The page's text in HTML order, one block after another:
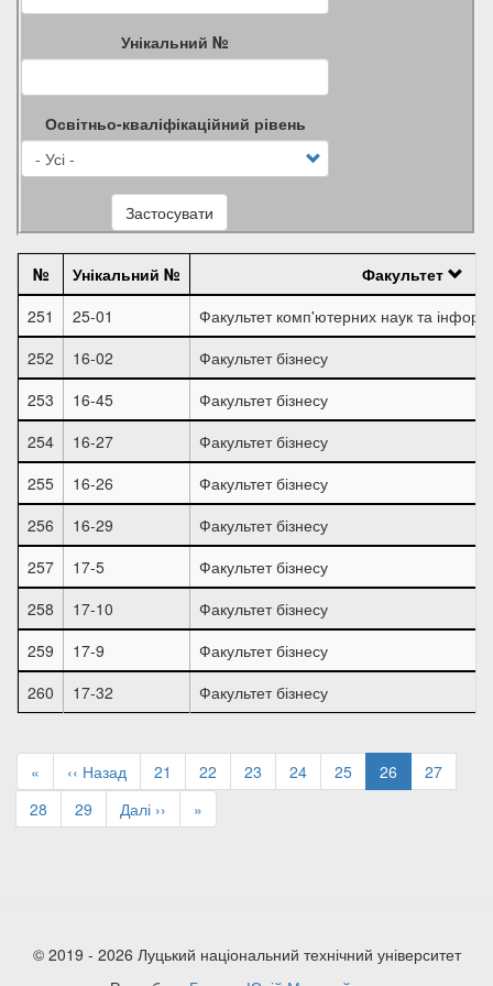
Унікальний №
Освітньо-кваліфікаційний рівень
Застосувати
№ Унікальний №
Факультет
251
25-01
Факультет комп'ютерних наук та
252
16-02
Факультет бізнесу
253
16-45
Факультет бізнесу
254
16-27
Факультет бізнесу
255
16-26
Факультет бізнесу
256
16-29
Факультет бізнесу
257
17-5
Факультет бізнесу
258
17-10
Факультет бізнесу
259
17-9
Факультет бізнесу
260
17-32 Факультет бізнесу
Розбивка
на
сторінки
Перша
сторінка
«
Попередня
сторінка
‹‹ Назад Page
21 Page
22 Page
23 Page
24 Page
25
Поточна
сторінка
26 Page
27
Page
28 Page
29
Наступна
сторінка
Далі ››
Остання
сторінка
»
© 2019 - 2026 Луцький національний технічний університет